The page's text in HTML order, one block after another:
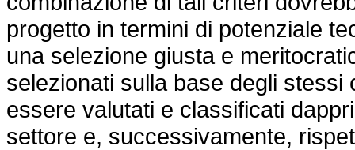
progetto in termini di potenziale
una selezione giusta e
selezionati sulla base degli
essere valutati e classificati
settore e, successivamente,